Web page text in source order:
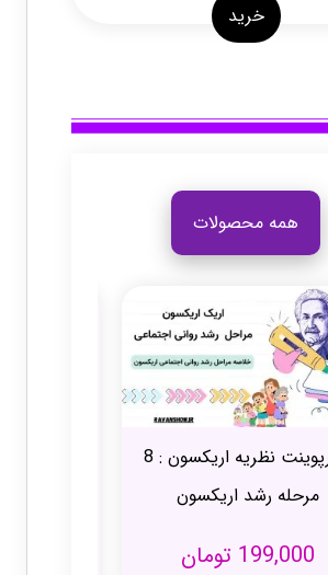
خرید
همه محصولات
پاورپوینت نظریه اریکسون : 8
مرحله رشد اریکسون
199,000 تومان